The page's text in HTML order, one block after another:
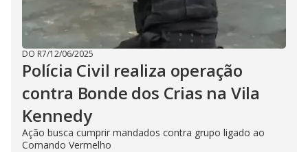
DO R7/12/06/2025
Polícia Civil realiza operação
contra Bonde dos Crias na Vila
Kennedy
Ação busca cumprir mandados contra grupo ligado ao
Comando Vermelho